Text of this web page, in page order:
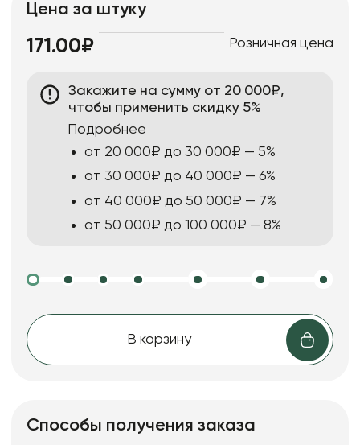
Цена за штуку
171.00₽ Розничная цена
Закажите на сумму от 20 000₽,
чтобы применить скидку 5%
Подробнее
от 20 000₽ до 30 000₽ — 5%
от 30 000₽ до 40 000₽ — 6%
от 40 000₽ до 50 000₽ — 7%
от 50 000₽ до 100 000₽ — 8%
В корзину
Способы получения заказа